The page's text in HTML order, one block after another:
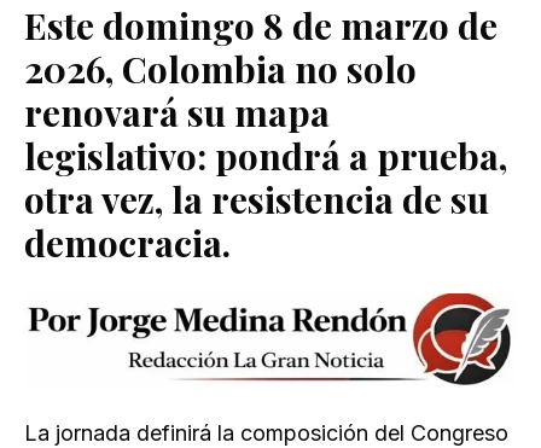
Este domingo 8 de marzo de
2026, Colombia no solo
renovará su mapa
legislativo: pondrá a prueba,
otra vez, la resistencia de su
democracia.
La jornada definirá la composición del Congreso